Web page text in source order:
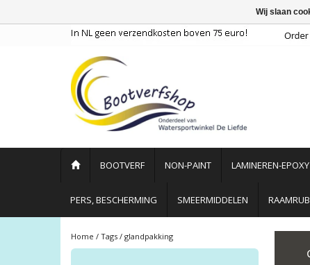
BOOTVERF NON-PAINT LAMINEREN-EPOXY
PERS, BESCHERMING SMEERMIDDELEN
Home / Tags / glandpakking
Wij slaan